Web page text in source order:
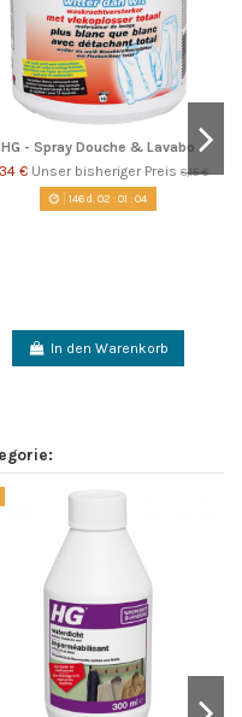
HG - Spray Douche & Lavabo
€ Unser bisheriger Preis 8,15 €
146d. 02 :01 :04
In den Warenkorb